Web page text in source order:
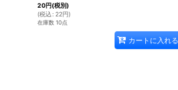
20円(税別)
(税込 : 22円)
在庫数 10点
カートに入れる